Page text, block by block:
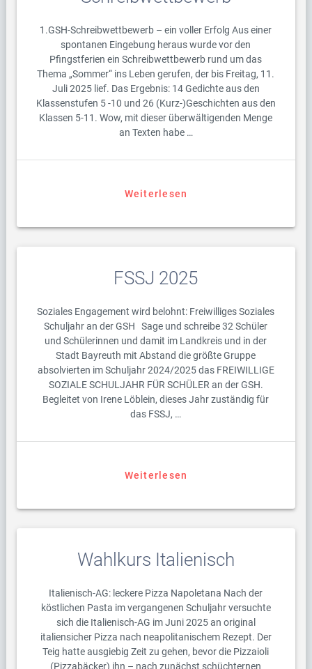
1.GSH-Schreibwettbewerb – ein voller Erfolg Aus einer
spontanen Eingebung heraus wurde vor den
Pfingstferien ein Schreibwettbewerb rund um das
Thema „Sommer“ ins Leben gerufen, der bis Freitag, 11.
Juli 2025 lief. Das Ergebnis: 14 Gedichte aus den
Klassenstufen 5 -10 und 26 (Kurz-)Geschichten aus den
Klassen 5-11. Wow, mit dieser überwältigenden Menge
an Texten habe …
Weiterlesen
FSSJ 2025
Soziales Engagement wird belohnt: Freiwilliges Soziales
Schuljahr an der GSH Sage und schreibe 32 Schüler
und Schülerinnen und damit im Landkreis und in der
Stadt Bayreuth mit Abstand die größte Gruppe
absolvierten im Schuljahr 2024/2025 das FREIWILLIGE
SOZIALE SCHULJAHR FÜR SCHÜLER an der GSH.
Begleitet von Irene Löblein, dieses Jahr zuständig für
das FSSJ, …
Weiterlesen
Wahlkurs Italienisch
Italienisch-AG: leckere Pizza Napoletana Nach der
köstlichen Pasta im vergangenen Schuljahr versuchte
sich die Italienisch-AG im Juni 2025 an original
italiensicher Pizza nach neapolitanischem Rezept. Der
Teig hatte ausgiebig Zeit zu gehen, bevor die Pizzaioli
(Pizzabäcker) ihn – nach zunächst schüchternen